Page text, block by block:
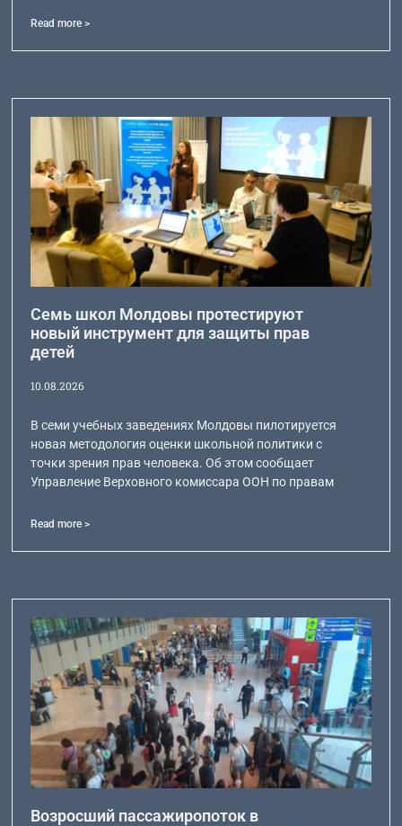
Read more >
Семь школ Молдовы протестируют
новый инструмент для защиты прав
детей
10.08.2026
В семи учебных заведениях Молдовы пилотируется
новая методология оценки школьной политики с
точки зрения прав человека. Об этом сообщает
Управление Верховного комиссара ООН по правам
Read more >
Возросший пассажиропоток в